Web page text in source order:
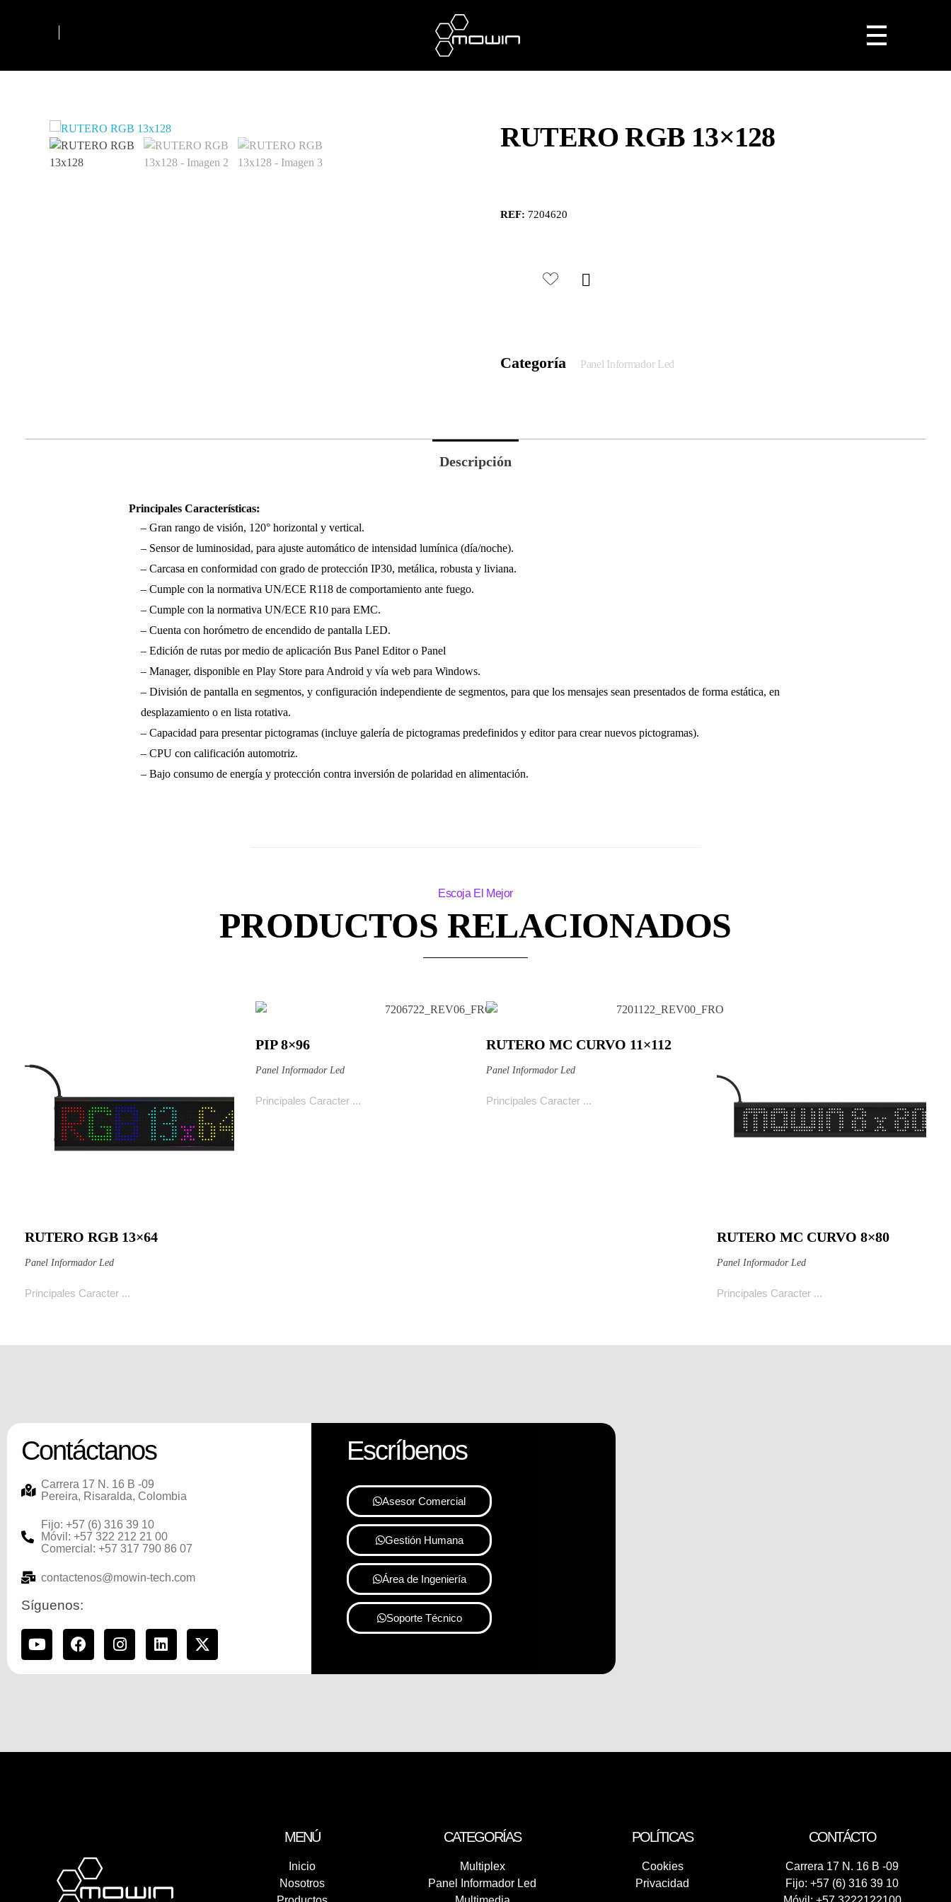
RUTERO RGB 13×128
REF: 7204620
Categoría Panel Informador Led
Descripción
Principales Características:
– Gran rango de visión, 120° horizontal y vertical.
– Sensor de luminosidad, para ajuste automático de intensidad lumínica (día/noche).
– Carcasa en conformidad con grado de protección IP30, metálica, robusta y liviana.
– Cumple con la normativa UN/ECE R118 de comportamiento ante fuego.
– Cumple con la normativa UN/ECE R10 para EMC.
– Cuenta con horómetro de encendido de pantalla LED.
– Edición de rutas por medio de aplicación Bus Panel Editor o Panel
– Manager, disponible en Play Store para Android y vía web para Windows.
– División de pantalla en segmentos, y configuración independiente de segmentos, para que los mensajes sean presentados de forma estática, en
desplazamiento o en lista rotativa.
– Capacidad para presentar pictogramas (incluye galería de pictogramas predefinidos y editor para crear nuevos pictogramas).
– CPU con calificación automotriz.
– Bajo consumo de energía y protección contra inversión de polaridad en alimentación.
PRODUCTOS RELACIONADOS
RUTERO RGB 13×64
Panel Informador Led
Principales Caracter ...
Ver producto
PIP 8×96
Panel Informador Led
Principales Caracter ...
Ver producto RUTERO MC CURVO 11×112
Panel Informador Led
Principales Caracter ...
Ver producto
RUTERO MC CURVO 8×80
Panel Informador Led
Principales Caracter ...
Ver producto
Contáctanos
Carrera 17 N. 16 B -09
Pereira, Risaralda, Colombia
Fijo: +57 (6) 316 39 10
Móvil: +57 322 212 21 00
Comercial: +57 317 790 86 07
contactenos@mowin-tech.com
Síguenos:
Escríbenos
Asesor Comercial
Gestión Humana
Área de Ingeniería
Soporte Técnico
MENÚ
Inicio
Nosotros
CATEGORÍAS
Multiplex
Panel Informador Led
POLÍTICAS
Cookies
Privacidad
CONTÁCTO
Carrera 17 N. 16 B -09
Fijo: +57 (6) 316 39 10